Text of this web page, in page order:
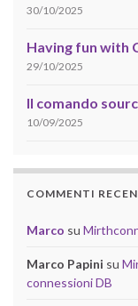
30/10/2025
Having fun with
29/10/2025
Il comando
10/09/2025
COMMENTI
Marco su
Marco Papini su
connessioni DB